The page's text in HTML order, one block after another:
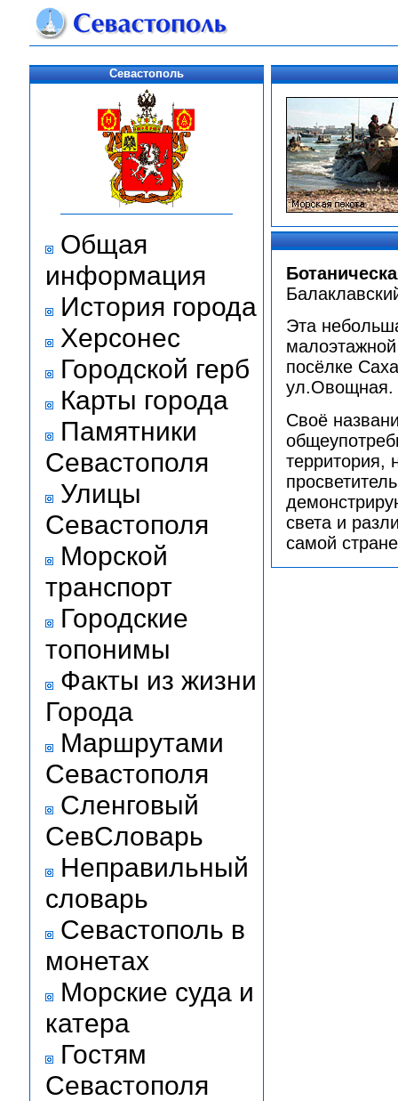
Севастополь
Общая
информация
История города
Херсонес
Городской герб
Карты города
Памятники
Севастополя
Улицы
Севастополя
Морской
транспорт
Городские
топонимы
Факты из жизни
Города
Маршрутами
Севастополя
Сленговый
СевСловарь
Неправильный
словарь
Севастополь в
монетах
Морские суда и
катера
Гостям
Севастополя
Эта
посёлке
ул.Овощная.
Своё
территория,
света и
самой